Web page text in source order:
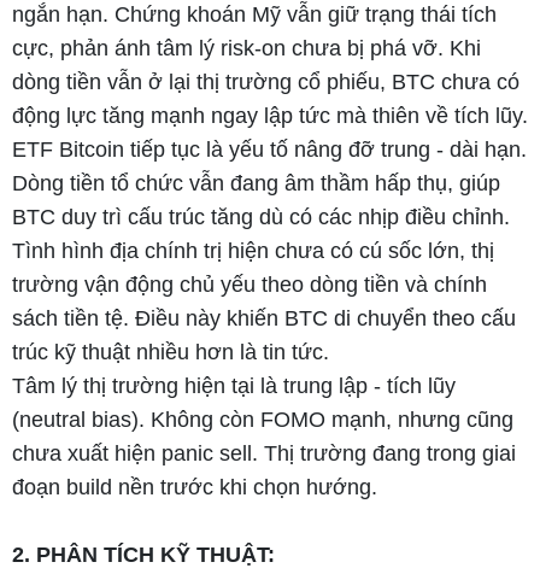
ngắn hạn. Chứng khoán Mỹ vẫn giữ trạng thái tích
cực, phản ánh tâm lý risk-on chưa bị phá vỡ. Khi
dòng tiền vẫn ở lại thị trường cổ phiếu, BTC chưa có
động lực tăng mạnh ngay lập tức mà thiên về tích lũy.
ETF Bitcoin tiếp tục là yếu tố nâng đỡ trung - dài hạn.
Dòng tiền tổ chức vẫn đang âm thầm hấp thụ, giúp
BTC duy trì cấu trúc tăng dù có các nhịp điều chỉnh.
Tình hình địa chính trị hiện chưa có cú sốc lớn, thị
trường vận động chủ yếu theo dòng tiền và chính
sách tiền tệ. Điều này khiến BTC di chuyển theo cấu
trúc kỹ thuật nhiều hơn là tin tức.
Tâm lý thị trường hiện tại là trung lập - tích lũy
(neutral bias). Không còn FOMO mạnh, nhưng cũng
chưa xuất hiện panic sell. Thị trường đang trong giai
đoạn build nền trước khi chọn hướng.
2. PHÂN TÍCH KỸ THUẬT: